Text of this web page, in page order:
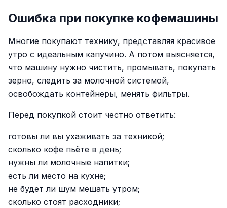
Ошибка при покупке кофемашины
Многие покупают технику, представляя красивое
утро с идеальным капучино. А потом выясняется,
что машину нужно чистить, промывать, покупать
зерно, следить за молочной системой,
освобождать контейнеры, менять фильтры.
Перед покупкой стоит честно ответить:
готовы ли вы ухаживать за техникой;
сколько кофе пьёте в день;
нужны ли молочные напитки;
есть ли место на кухне;
не будет ли шум мешать утром;
сколько стоят расходники;